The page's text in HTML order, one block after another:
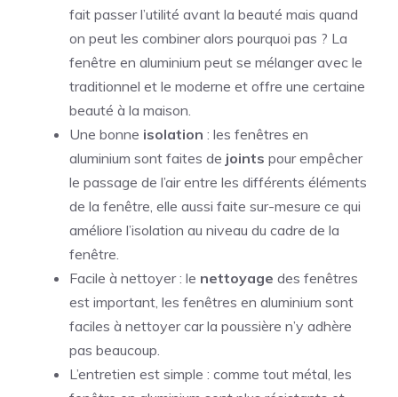
fait passer l’utilité avant la beauté mais quand
on peut les combiner alors pourquoi pas ? La
fenêtre en aluminium peut se mélanger avec le
traditionnel et le moderne et offre une certaine
beauté à la maison.
Une bonne isolation : les fenêtres en
aluminium sont faites de joints pour empêcher
le passage de l’air entre les différents éléments
de la fenêtre, elle aussi faite sur-mesure ce qui
améliore l’isolation au niveau du cadre de la
fenêtre.
Facile à nettoyer : le nettoyage des fenêtres
est important, les fenêtres en aluminium sont
faciles à nettoyer car la poussière n’y adhère
pas beaucoup.
L’entretien est simple : comme tout métal, les